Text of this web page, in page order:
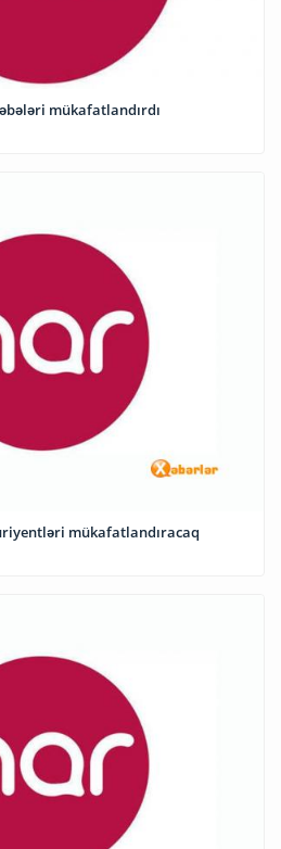
mükafatlandırdı
mükafatlandıracaq